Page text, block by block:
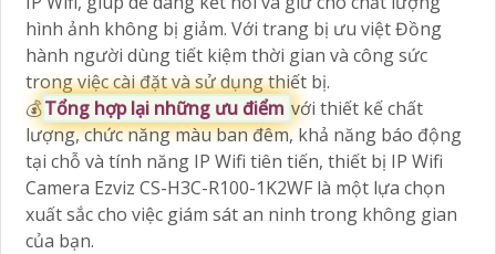
hình ảnh không bị giảm. Với trang bị ưu việt Đồng
hành người dùng tiết kiệm thời gian và công sức
trong việc cài đặt và sử dụng thiết bị.
💰Tổng hợp lại những ưu điểm với thiết kế chất
lượng, chức năng màu ban đêm, khả năng báo động
tại chỗ và tính năng IP Wifi tiên tiến, thiết bị IP Wifi
Camera Ezviz CS-H3C-R100-1K2WF là một lựa chọn
xuất sắc cho việc giám sát an ninh trong không gian
của bạn.